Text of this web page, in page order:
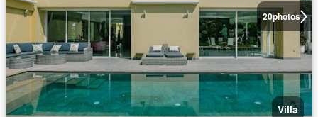
20photos
Villa